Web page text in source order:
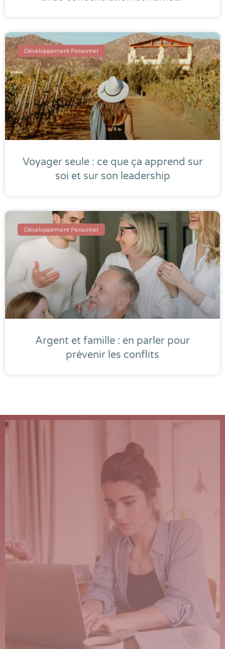
Développement Personnel
Voyager seule : ce que ça apprend sur
soi et sur son leadership
Développement Personnel
Argent et famille : en parler pour
prévenir les conflits